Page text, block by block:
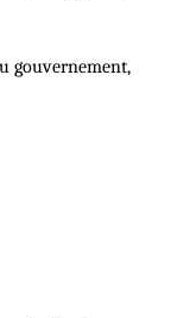
gouvernement,